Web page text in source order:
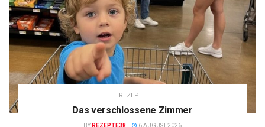
REZEPTE
Das verschlossene Zimmer